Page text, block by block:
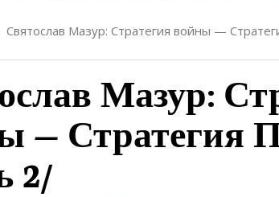
Святослав Мазур: Стратегия войны —
Мазур:
— Стратегия
2/